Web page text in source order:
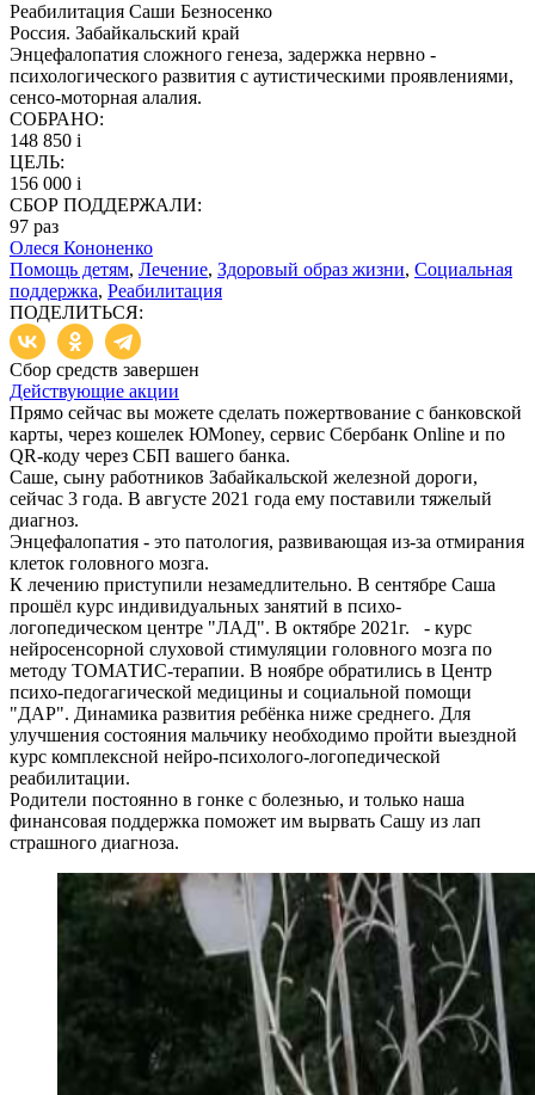
Реабилитация Саши Безносенко
Россия. Забайкальский край
Энцефалопатия сложного генеза, задержка нервно -
психологического развития с аутистическими проявлениями,
сенсо-моторная алалия.
СОБРАНО:
148 850 i
ЦЕЛЬ:
156 000 i
СБОР ПОДДЕРЖАЛИ:
97 раз
Олеся Кононенко
Помощь детям, Лечение, Здоровый образ жизни, Социальная
поддержка, Реабилитация
ПОДЕЛИТЬСЯ:
Сбор средств завершен
Действующие акции
Прямо сейчас вы можете сделать пожертвование с банковской
карты, через кошелек ЮMoney, сервис Сбербанк Online и по
QR-коду через СБП вашего банка.
Саше, сыну работников Забайкальской железной дороги,
сейчас 3 года. В августе 2021 года ему поставили тяжелый
диагноз.
Энцефалопатия - это патология, развивающая из-за отмирания
клеток головного мозга.
К лечению приступили незамедлительно. В сентябре Саша
прошёл курс индивидуальных занятий в психо-
логопедическом центре "ЛАД". В октябре 2021г. - курс
нейросенсорной слуховой стимуляции головного мозга по
методу ТОМАТИС-терапии. В ноябре обратились в Центр
психо-педогагической медицины и социальной помощи
"ДАР". Динамика развития ребёнка ниже среднего. Для
улучшения состояния мальчику необходимо пройти выездной
курс комплексной нейро-психолого-логопедической
реабилитации.
Родители постоянно в гонке с болезнью, и только наша
финансовая поддержка поможет им вырвать Сашу из лап
страшного диагноза.